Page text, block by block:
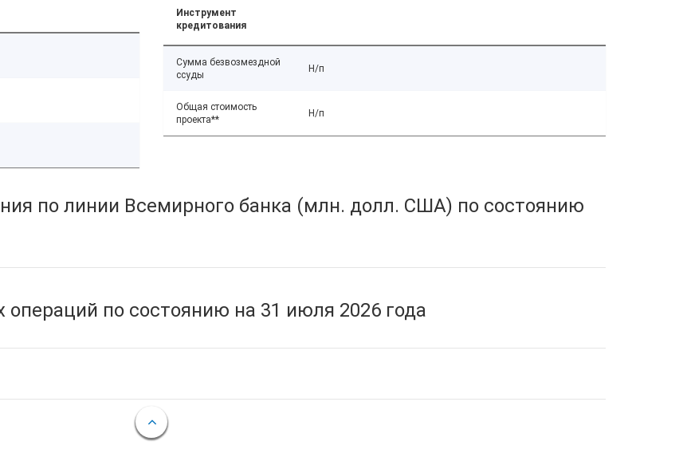
Инструмент
кредитования
Сумма безвозмездной
ссуды
Н/п
Общая стоимость
проекта**
Н/п
по линии Всемирного банка (млн. долл. США) по состоянию
по состоянию на 31 июля 2026 года